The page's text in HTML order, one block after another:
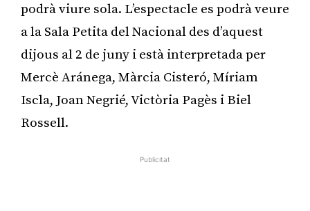
podrà viure sola. L’espectacle es podrà veure
a la Sala Petita del Nacional des d’aquest
dijous al 2 de juny i està interpretada per
Mercè Aránega, Màrcia Cisteró, Míriam
Iscla, Joan Negrié, Victòria Pagès i Biel
Rossell.
Publicitat